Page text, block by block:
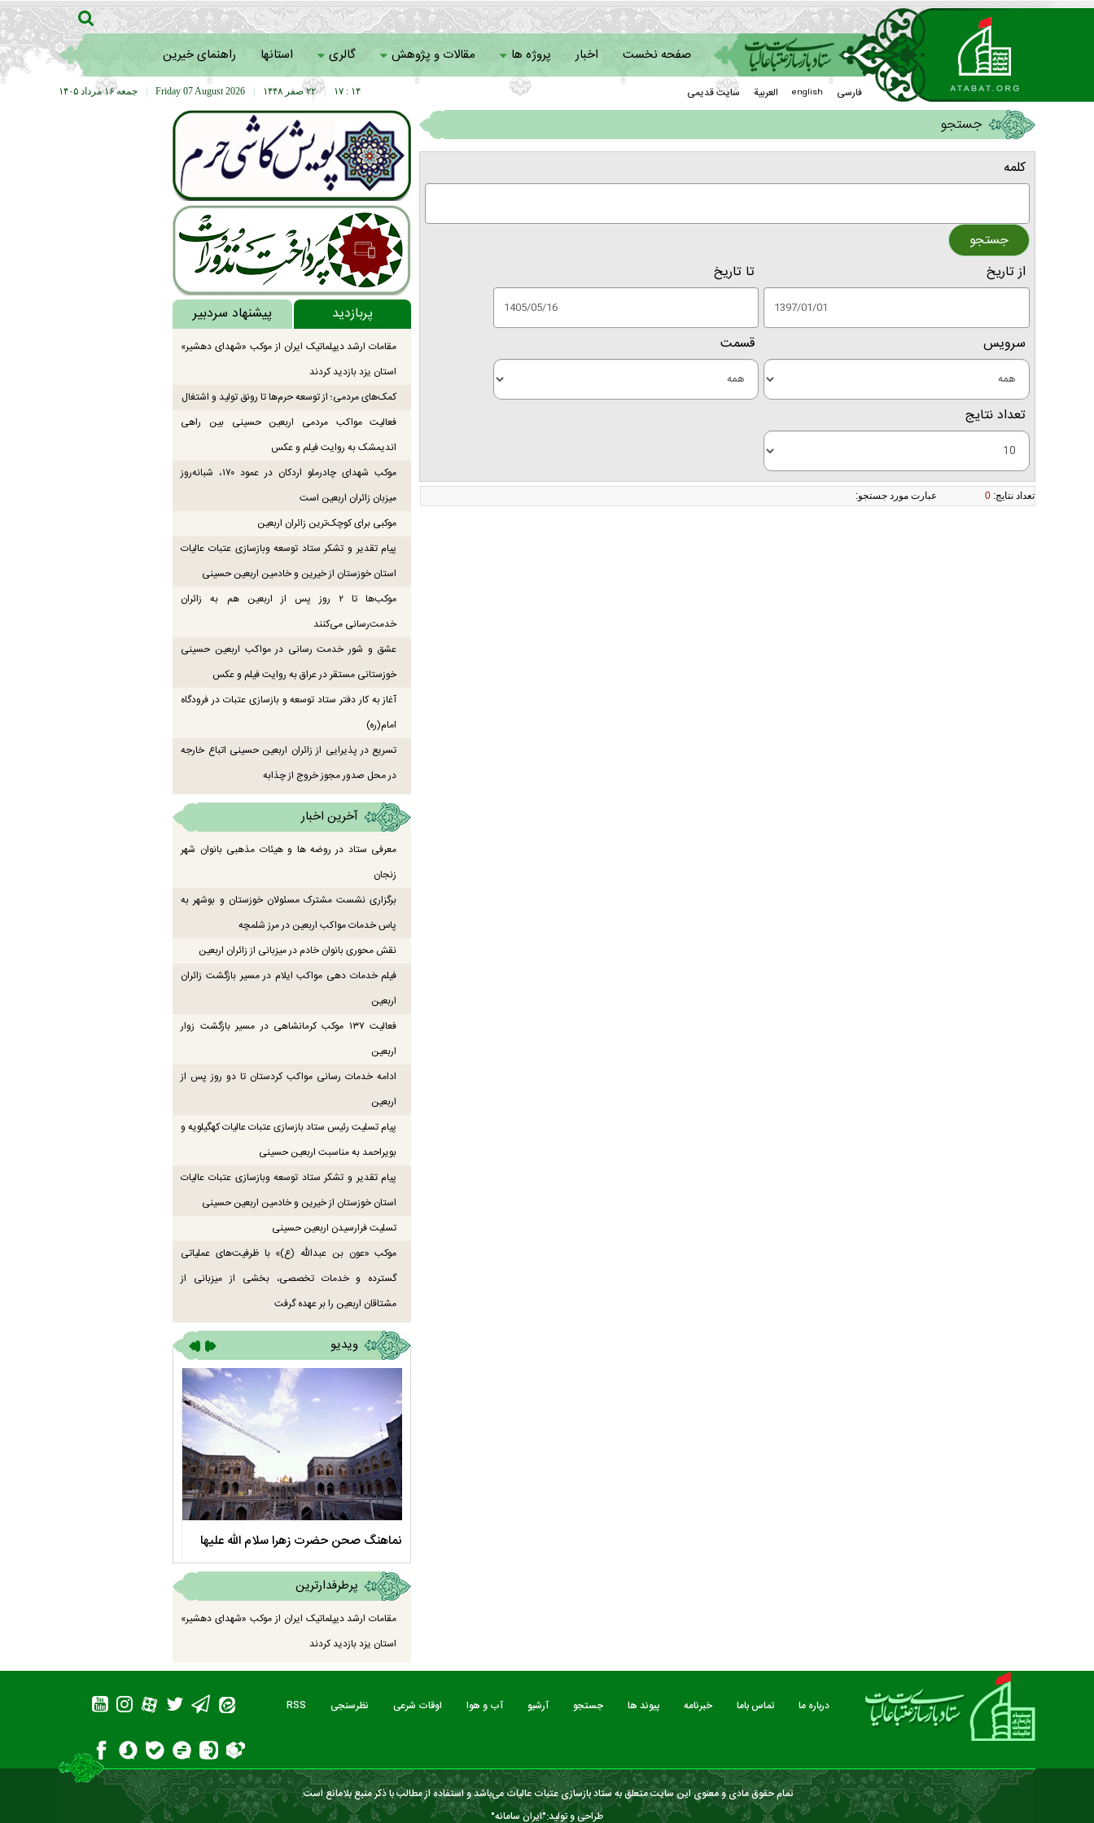
صفحه نخست اخبار پروژه ها مقالات و پژوهش گالری استانها راهنمای خیرین
سامانه خادمان فارسی english العربیة سایت قدیمی جمعه ۱۶ مرداد ۱۴۰۵ Friday 07 August 2026 ۲۲ صفر ۱۴۴۸ | ۱۴ : ۱۷
جستجو
کلمه
از تاريخ تا تاریخ
سرویس قسمت
تعداد نتايج
تعداد نتايج: 0 عبارت مورد جستجو:
پربازدید پیشنهاد سردبیر
مقامات ارشد دیپلماتیک ایران از موکب «شهدای دهشیر»
استان یزد بازدید کردند
کمک‌های مردمی؛ از توسعه حرم‌ها تا رونق تولید و اشتغال
فعالیت مواکب مردمی اربعین حسینی بین راهی
اندیمشک به روایت فیلم و عکس
موکب شهدای چادرملو اردکان در عمود ۱۷۰، شبانه‌روز
میزبان زائران اربعین است
موکبی برای کوچک‌ترین زائران اربعین
پیام تقدیر و تشکر ستاد توسعه وبازسازی عتبات عالیات
استان خوزستان از خیرین و خادمین اربعین حسینی
موکب‌ها تا ۲ روز پس از اربعین هم به زائران
خدمت‌رسانی می‌کنند
عشق و شور خدمت رسانی در مواکب اربعین حسینی
خوزستانی مستقر در عراق به روایت فیلم و عکس
آغاز به کار دفتر ستاد توسعه و بازسازی عتبات در فرودگاه
امام(ره)
تسریع در پذیرایی از زائران اربعین حسینی اتباع خارجه
در محل صدور مجوز خروج از چذابه
آخرین اخبار
معرفی ستاد در روضه ها و هیئات مذهبی بانوان شهر
زنجان
برگزاری نشست مشترک مسئولان خوزستان و بوشهر به
پاس خدمات مواکب اربعین در مرز شلمچه
نقش محوری بانوان خادم در میزبانی از زائران اربعین
فیلم خدمات دهی مواکب ایلام در مسیر بازگشت زائران
اربعین
فعالیت ۱۳۷ موکب کرمانشاهی در مسیر بازگشت زوار
اربعین
ادامه خدمات رسانی مواکب کردستان تا دو روز پس از
اربعین
پیام تسلیت رئیس ستاد بازسازی عتبات عالیات کهگیلویه و
بویراحمد به مناسبت اربعین حسینی
پیام تقدیر و تشکر ستاد توسعه وبازسازی عتبات عالیات
استان خوزستان از خیرین و خادمین اربعین حسینی
تسلیت فرارسیدن اربعین حسینی
موکب «عون بن عبدالله (ع)» با ظرفیت‌های عملیاتی
گسترده و خدمات تخصصی، بخشی از میزبانی از
مشتاقان اربعین را بر عهده گرفت
ویدیو
نماهنگ صحن حضرت زهرا سلام الله علیها
پرطرفدارترین
مقامات ارشد دیپلماتیک ایران از موکب «شهدای دهشیر»
استان یزد بازدید کردند
درباره ما تماس باما خبرنامه پیوند ها جستجو آرشیو آب و هوا اوقات شرعی نظرسنجی RSS
درباره ما تماس باما خبرنامه
تمام حقوق مادی و معنوی این سایت متعلق به ستاد بازسازی عتبات عالیات می‌باشد و استفاده از مطالب با ذکر منبع بلامانع است.
طراحی و تولید:"ایران سامانه"